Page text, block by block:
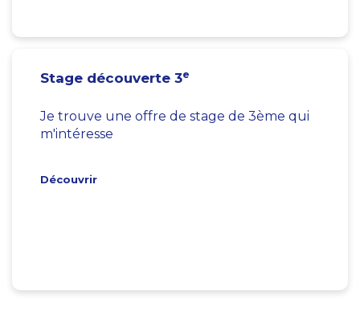
Stage découverte 3e
Je trouve une offre de stage de 3ème qui
m'intéresse
Découvrir